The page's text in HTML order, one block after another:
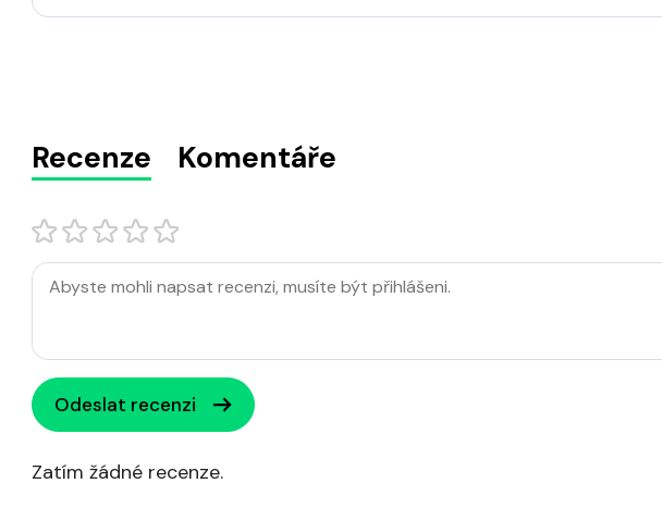
Recenze Komentáře
Odeslat recenzi
Zatím žádné recenze.